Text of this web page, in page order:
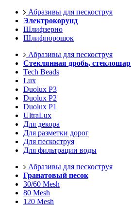
Абразивы для пескоструя
Электрокорунд
Шлифзерно
Шлифпорошок
Абразивы для пескоструя
Стеклянная дробь,
Tech Beads
Lux
Duolux P3
Duolux P2
Duolux P1
UltraLux
Для декора
Для разметки дорог
Для пескоструя
Для фильтрации воды
Абразивы для пескоструя
Гранатовый песок
30/60 Mesh
80 Mesh
120 Mesh